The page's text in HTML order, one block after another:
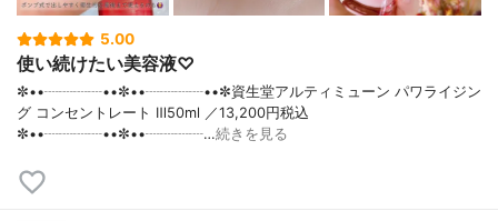
5.00
使い続けたい美容液♡
✼••┈┈┈┈••✼••┈┈┈┈••✼資生堂アルティミューン パワライジン
グ コンセントレート Ⅲ50ml ／13,200円税込
✼••┈┈┈┈••✼••┈┈┈┈…続きを見る